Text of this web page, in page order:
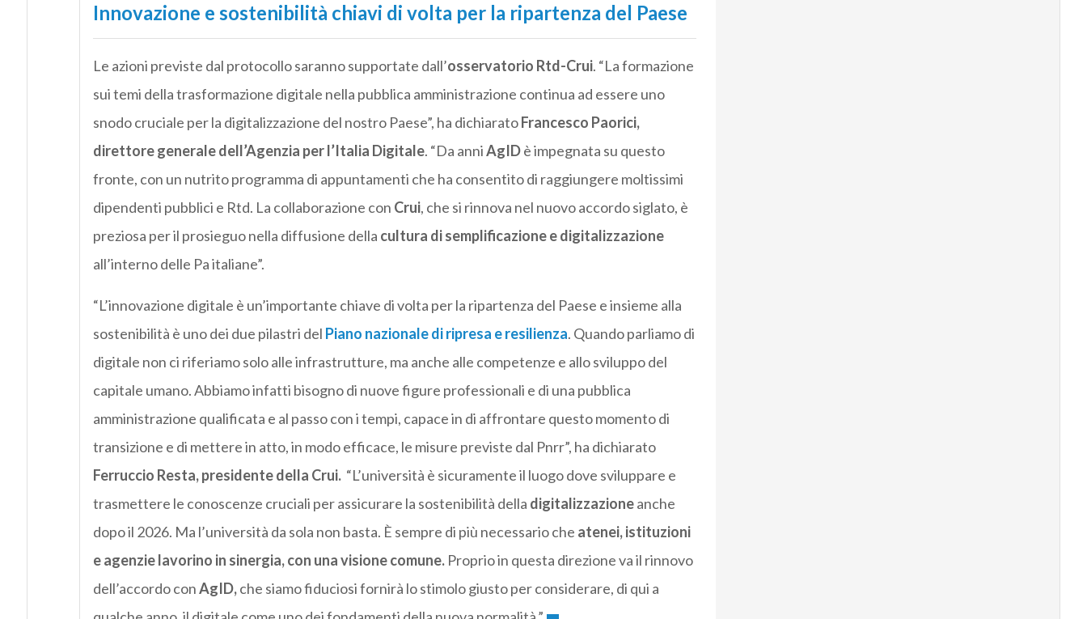
Innovazione e sostenibilità chiavi di volta per la ripartenza del Paese
Le azioni previste dal protocollo saranno supportate dall’osservatorio Rtd-Crui. “La formazione
sui temi della trasformazione digitale nella pubblica amministrazione continua ad essere uno
snodo cruciale per la digitalizzazione del nostro Paese”, ha dichiaratoFrancesco Paorici,
direttore generale dell’Agenzia per l’Italia Digitale. “Da anniAgIDè impegnata su questo
fronte, con un nutrito programma di appuntamenti che ha consentito di raggiungere moltissimi
dipendenti pubblici e Rtd. La collaborazione con Crui, che si rinnova nel nuovo accordo siglato, è
preziosa per il prosieguo nella diffusione della cultura di semplificazione e digitalizzazione
all’interno delle Pa italiane”.
“L’innovazione digitale è un’importante chiave di volta per la ripartenza del Paese e insieme alla
sostenibilità è uno dei due pilastri del Piano nazionale di ripresa e resilienza. Quando parliamo di
digitale non ci riferiamo solo alle infrastrutture, ma anche alle competenze e allo sviluppo del
capitale umano. Abbiamo infatti bisogno di nuove figure professionali e di una pubblica
amministrazione qualificata e al passo con i tempi, capace in di affrontare questo momento di
transizione e di mettere in atto, in modo efficace, le misure previste dal Pnrr”, ha dichiarato
Ferruccio Resta, presidente della Crui.“L’università è sicuramente il luogo dove sviluppare e
trasmettere le conoscenze cruciali per assicurare la sostenibilità della digitalizzazioneanche
dopo il 2026. Ma l’università da sola non basta. È sempre di più necessario che atenei, istituzioni
e agenzie lavorino in sinergia, con una visione comune.Proprio in questa direzione va il rinnovo
dell’accordo conAgID,che siamo fiduciosi fornirà lo stimolo giusto per considerare, di qui a